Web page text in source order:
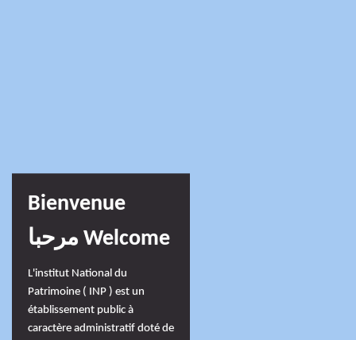
Bienvenue
مرحبا Welcome
L'institut National du
Patrimoine ( INP ) est un
établissement public à
caractère administratif doté de